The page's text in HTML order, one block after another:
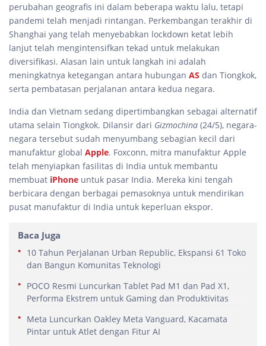
perubahan geografis ini dalam beberapa waktu lalu, tetapi
pandemi telah menjadi rintangan. Perkembangan terakhir di
Shanghai yang telah menyebabkan lockdown ketat lebih
lanjut telah mengintensifkan tekad untuk melakukan
diversifikasi. Alasan lain untuk langkah ini adalah
meningkatnya ketegangan antara hubungan AS dan Tiongkok,
serta pembatasan perjalanan antara kedua negara.
India dan Vietnam sedang dipertimbangkan sebagai alternatif
utama selain Tiongkok. Dilansir dari Gizmochina (24/5), negara-
negara tersebut sudah menyumbang sebagian kecil dari
manufaktur global Apple. Foxconn, mitra manufaktur Apple
telah menyiapkan fasilitas di India untuk membantu
membuat iPhone untuk pasar India. Mereka kini tengah
berbicara dengan berbagai pemasoknya untuk mendirikan
pusat manufaktur di India untuk keperluan ekspor.
Baca Juga
10 Tahun Perjalanan Urban Republic, Ekspansi 61 Toko
dan Bangun Komunitas Teknologi
POCO Resmi Luncurkan Tablet Pad M1 dan Pad X1,
Performa Ekstrem untuk Gaming dan Produktivitas
Meta Luncurkan Oakley Meta Vanguard, Kacamata
Pintar untuk Atlet dengan Fitur AI